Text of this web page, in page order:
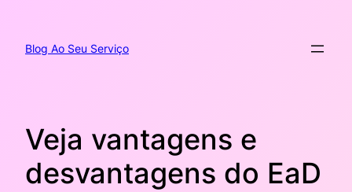
Blog Ao Seu Serviço
Veja vantagens e
desvantagens do EaD